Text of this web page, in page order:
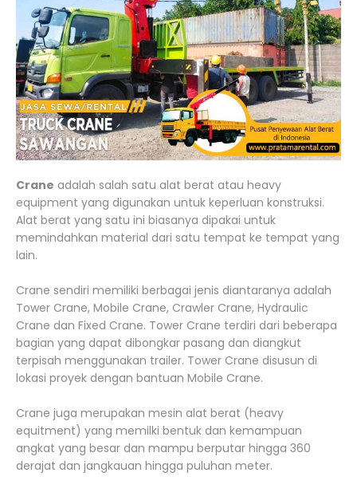
Crane adalah salah satu alat berat atau heavy
equipment yang digunakan untuk keperluan konstruksi.
Alat berat yang satu ini biasanya dipakai untuk
memindahkan material dari satu tempat ke tempat yang
lain.
Crane sendiri memiliki berbagai jenis diantaranya adalah
Tower Crane, Mobile Crane, Crawler Crane, Hydraulic
Crane dan Fixed Crane. Tower Crane terdiri dari beberapa
bagian yang dapat dibongkar pasang dan diangkut
terpisah menggunakan trailer. Tower Crane disusun di
lokasi proyek dengan bantuan Mobile Crane.
Crane juga merupakan mesin alat berat (heavy
equitment) yang memilki bentuk dan kemampuan
angkat yang besar dan mampu berputar hingga 360
derajat dan jangkauan hingga puluhan meter.